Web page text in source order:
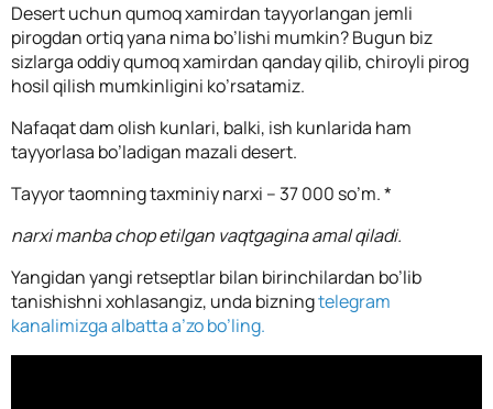
Desert uchun qumoq xamirdan tayyorlangan jemli
pirogdan ortiq yana nima bo’lishi mumkin? Bugun biz
sizlarga oddiy qumoq xamirdan qanday qilib, chiroyli pirog
hosil qilish mumkinligini ko’rsatamiz.
Nafaqat dam olish kunlari, balki, ish kunlarida ham
tayyorlasa bo’ladigan mazali desert.
Tayyor taomning taxminiy narxi – 37 000 so’m. *
narxi manba chop etilgan vaqtgagina amal qiladi.
Yangidan yangi retseptlar bilan birinchilardan bo’lib
tanishishni xohlasangiz, unda bizningtelegram
kanalimizga albatta a’zo bo’ling.